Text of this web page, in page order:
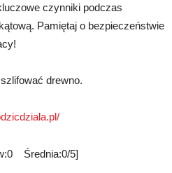
czynniki podczas
Pamiętaj o bezpieczeństwie
drewno.
Średnia:0/5]